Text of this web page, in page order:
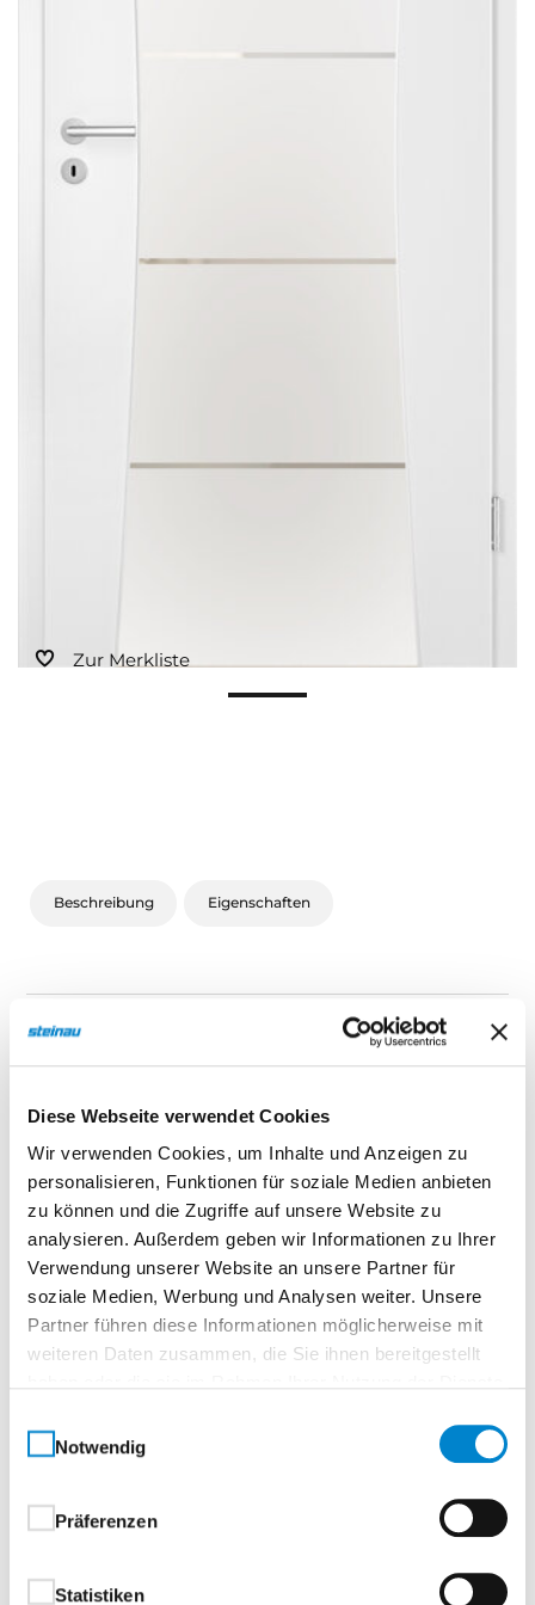
Diese Webseite verwendet Cookies
Wir verwenden Cookies, um Inhalte und Anzeigen zu
personalisieren, Funktionen für soziale Medien anbieten
zu können und die Zugriffe auf unsere Website zu
analysieren. Außerdem geben wir Informationen zu Ihrer
Verwendung unserer Website an unsere Partner für
soziale Medien, Werbung und Analysen weiter. Unsere
Partner führen diese Informationen möglicherweise mit
weiteren Daten zusammen, die Sie ihnen bereitgestellt
Notwendig
Präferenzen
Statistiken
Dachboden­treppen
Zur Merkliste
Beschreibung Eigenschaften
Beschreibung
Normtür, rundTürelement, Vollspanplatte
Sueno – Arrangement mit Licht und
DesignMaximales Licht. Harmonisches Gesamtbild.
Die Sueno Serie bringt Licht in Ihre Räume – und das,
ohne Kompromisse beim Design einzugehen.
Großzügige Glaseinsätze sorgen für ein Höchstmaß
erhalten bleibt.Denn Sueno folgt derselben
Geometrie wie die geschlossenen Türvarianten – für
ein durchgängiges, stimmiges Türkonzept in Ihrem
Zuhause oder Objektbereich.
Ihre Vorteile auf einen Blick: